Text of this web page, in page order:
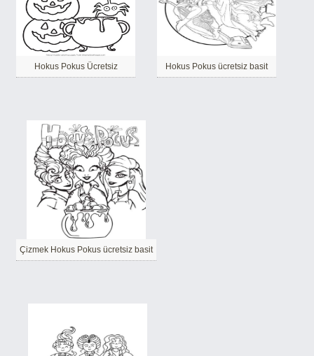
Hokus Pokus Ücretsiz Hokus Pokus ücretsiz basit
Çizmek Hokus Pokus ücretsiz basit